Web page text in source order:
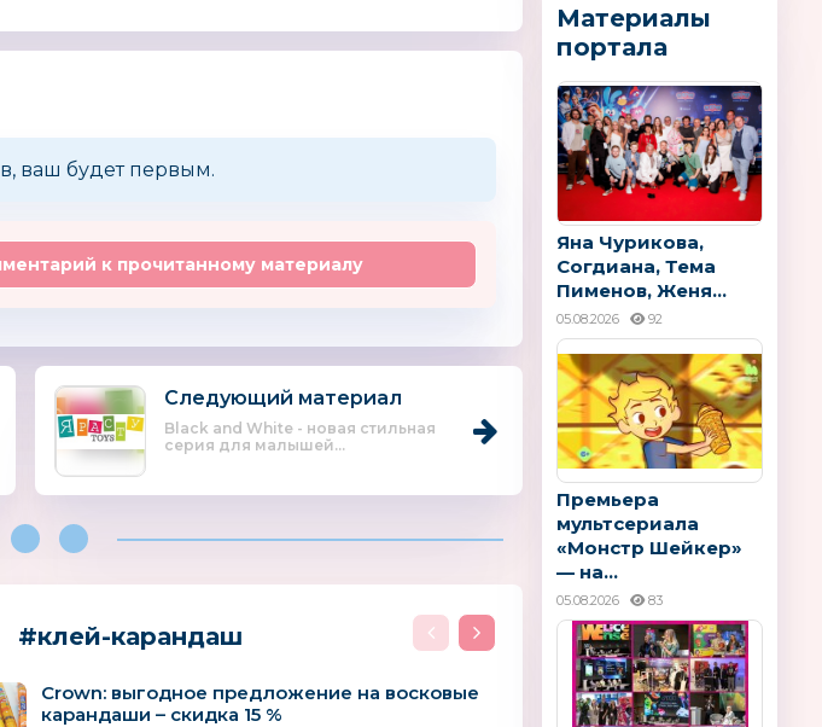
ваш будет первым.
к прочитанному материалу
Следующий материал
Black and White - новая стильная
серия для малышей...
#клей-карандаш
Crown: выгодное предложение на восковые
карандаши – скидка 15 %
Материалы
портала
Яна Чурикова,
Согдиана, Тема
Пименов, Женя...
05.08.2026 92
Премьера
мультсериала
«Монстр Шейкер»
— на...
05.08.2026 83